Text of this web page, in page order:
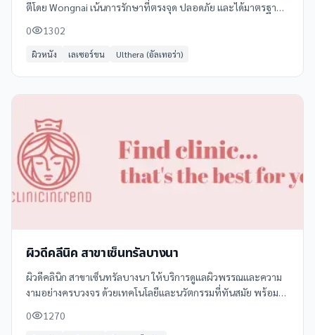
ตีโดย Wongnai เน้นการรักษาที่ตรงจุด ปลอดภัย และได้มาตรฐาน
ยุโรป
0 1302
ผิวหนัง เลเซอร์ขน Ulthera (อัลเทอร่า)
ผิวดีคลีนิค สาขาเซ็นทรัลบางนา
ผิวดีคลินิก สาขาเซ็นทรัลบางนา ให้บริการดูแลผิวพรรณและความ
งามอย่างครบวงจร ด้วยเทคโนโลยีและนวัตกรรมที่ทันสมัย พร้อม
ชั้น 3 หน้าลิฟท์แก้ว
0 1270